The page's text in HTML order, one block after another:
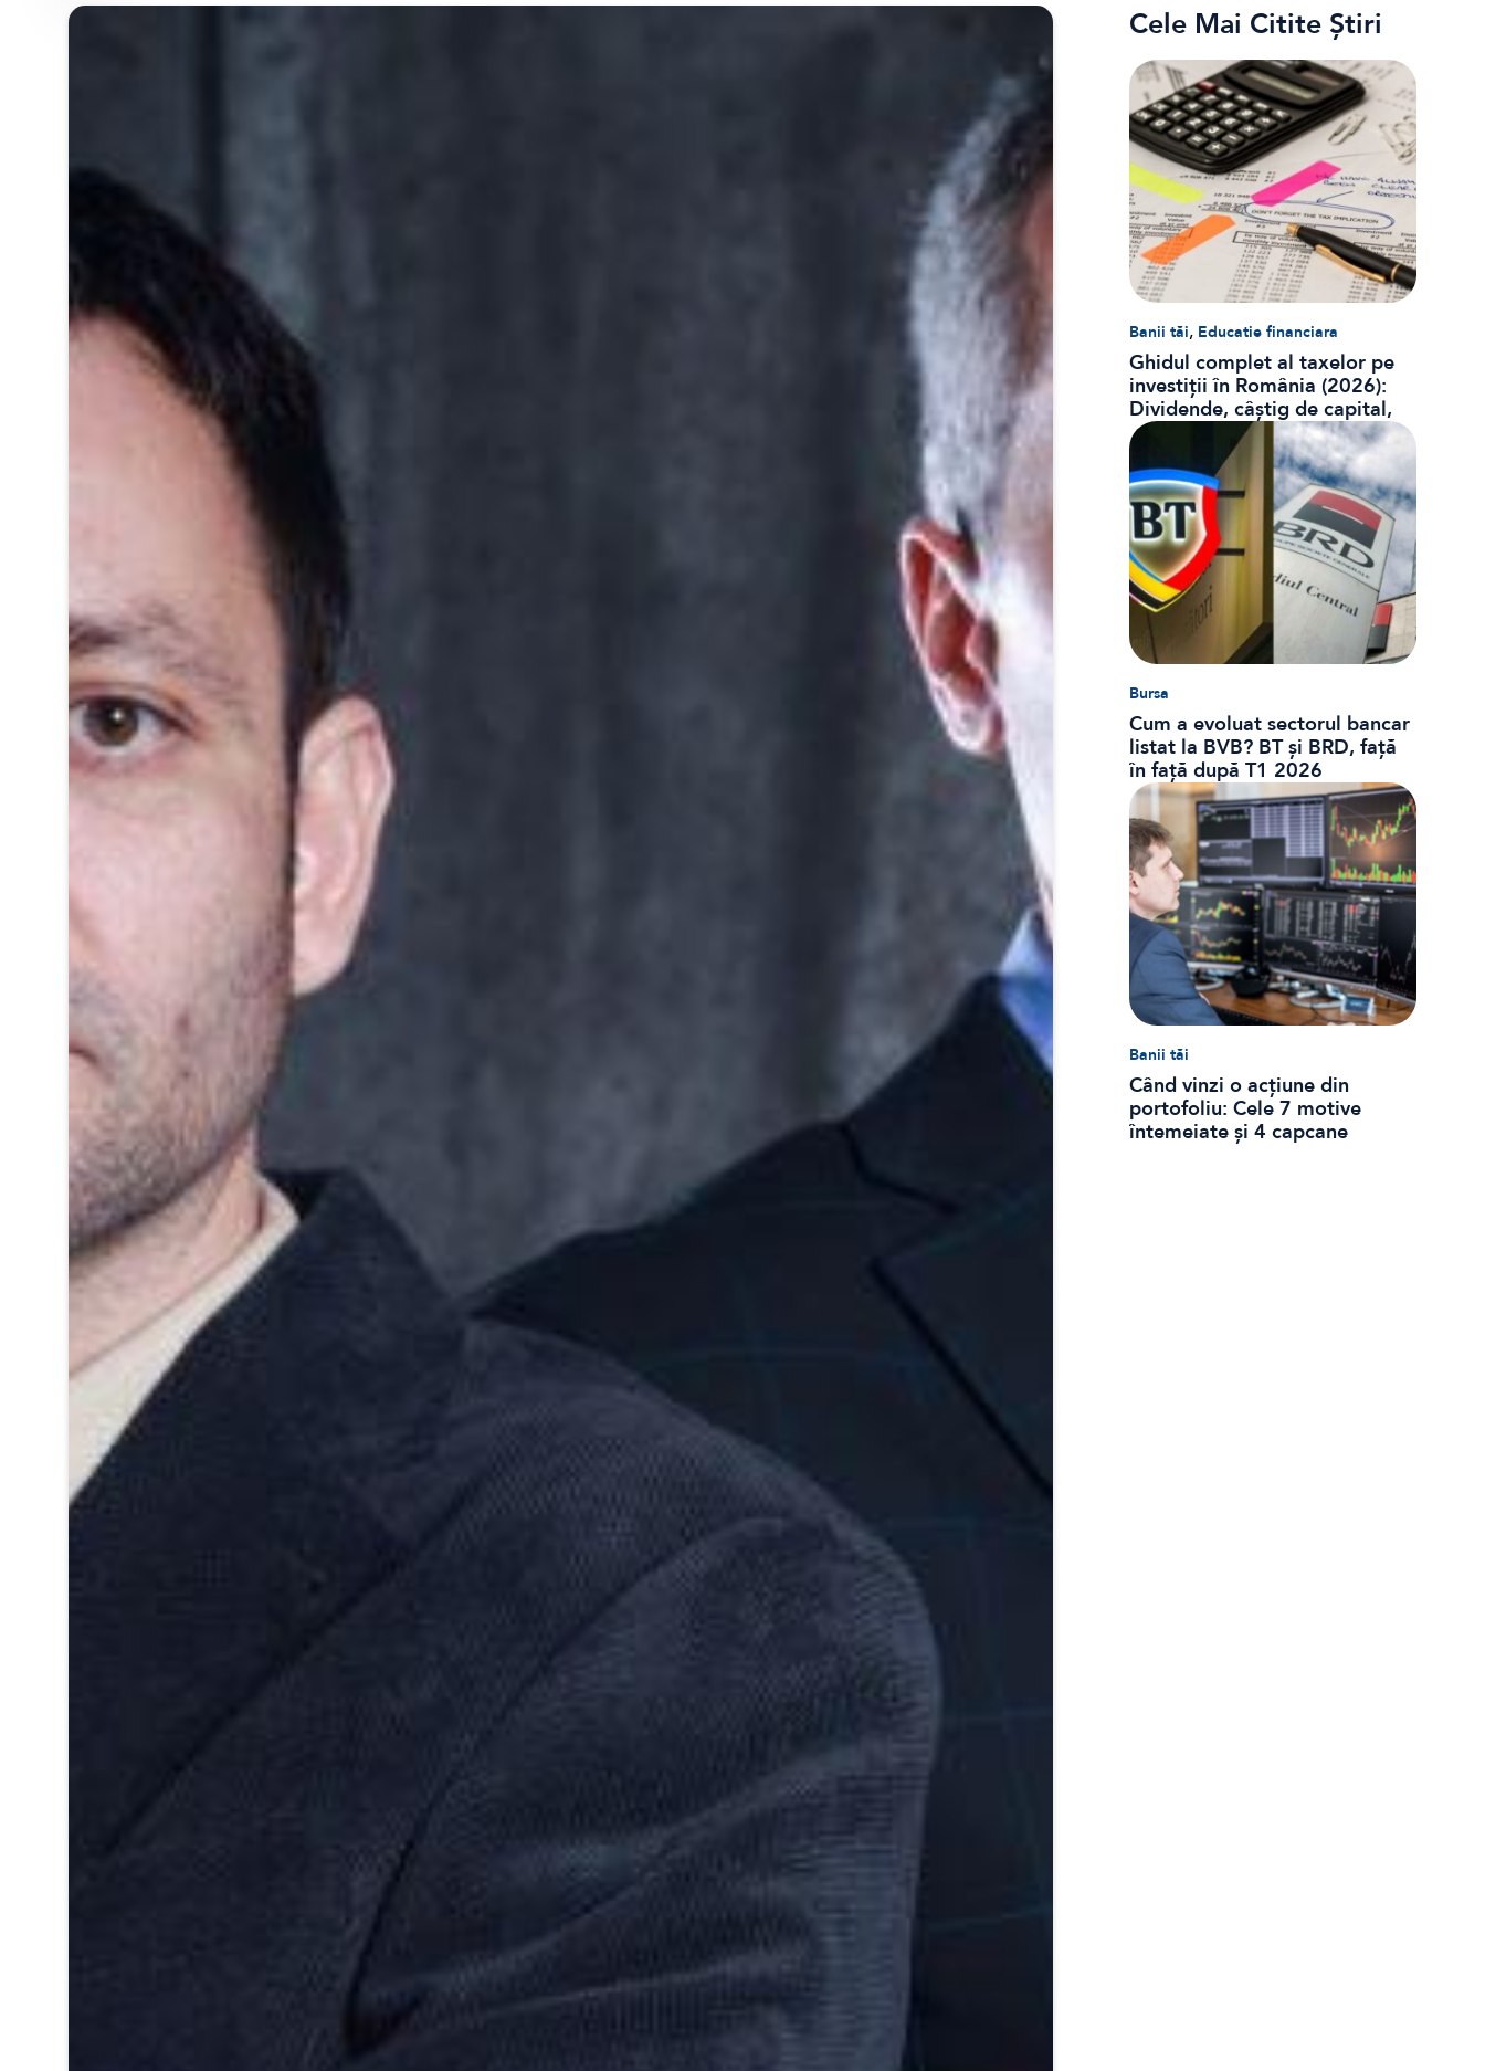
Cele Mai Citite Știri
Banii tăi, Educatie financiara
Ghidul complet al taxelor pe
investiții în România (2026):
Dividende, câștig de capital,
dobânzi și CASS
Bursa
Cum a evoluat sectorul bancar
listat la BVB? BT și BRD, față
în față după T1 2026
Banii tăi
Când vinzi o acțiune din
portofoliu: Cele 7 motive
întemeiate și 4 capcane